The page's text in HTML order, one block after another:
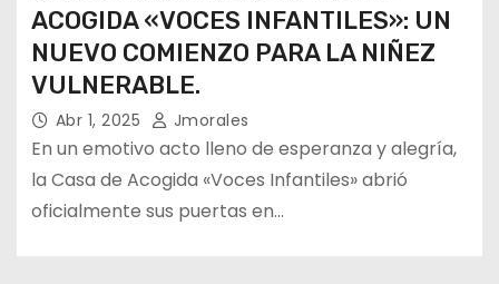
ACOGIDA «VOCES INFANTILES»: UN
NUEVO COMIENZO PARA LA NIÑEZ
VULNERABLE.
Abr 1, 2025 Jmorales
En un emotivo acto lleno de esperanza y alegría,
la Casa de Acogida «Voces Infantiles» abrió
oficialmente sus puertas en…